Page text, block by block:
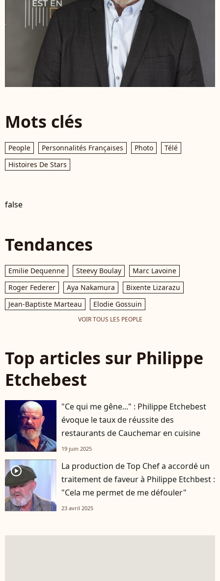
Mots clés
People Personnalités Françaises Photo
Télé
Histoires De Stars
false
Tendances
Emilie Dequenne Steevy Boulay
Marc Lavoine
Roger Federer
Aya Nakamura
Bixente Lizarazu
Jean-Baptiste Marteau
Elodie Gossuin
VOIR TOUS LES PEOPLE
Top articles sur Philippe
Etchebest
"Ce qui me gêne..." : Philippe Etchebest
évoque le taux de réussite des
restaurants de Cauchemar en cuisine
19 juin 2025
player2
La production de Top Chef a accordé un
traitement de faveur à Philippe Etchbest :
"Cela me permet de me défouler"
23 avril 2025